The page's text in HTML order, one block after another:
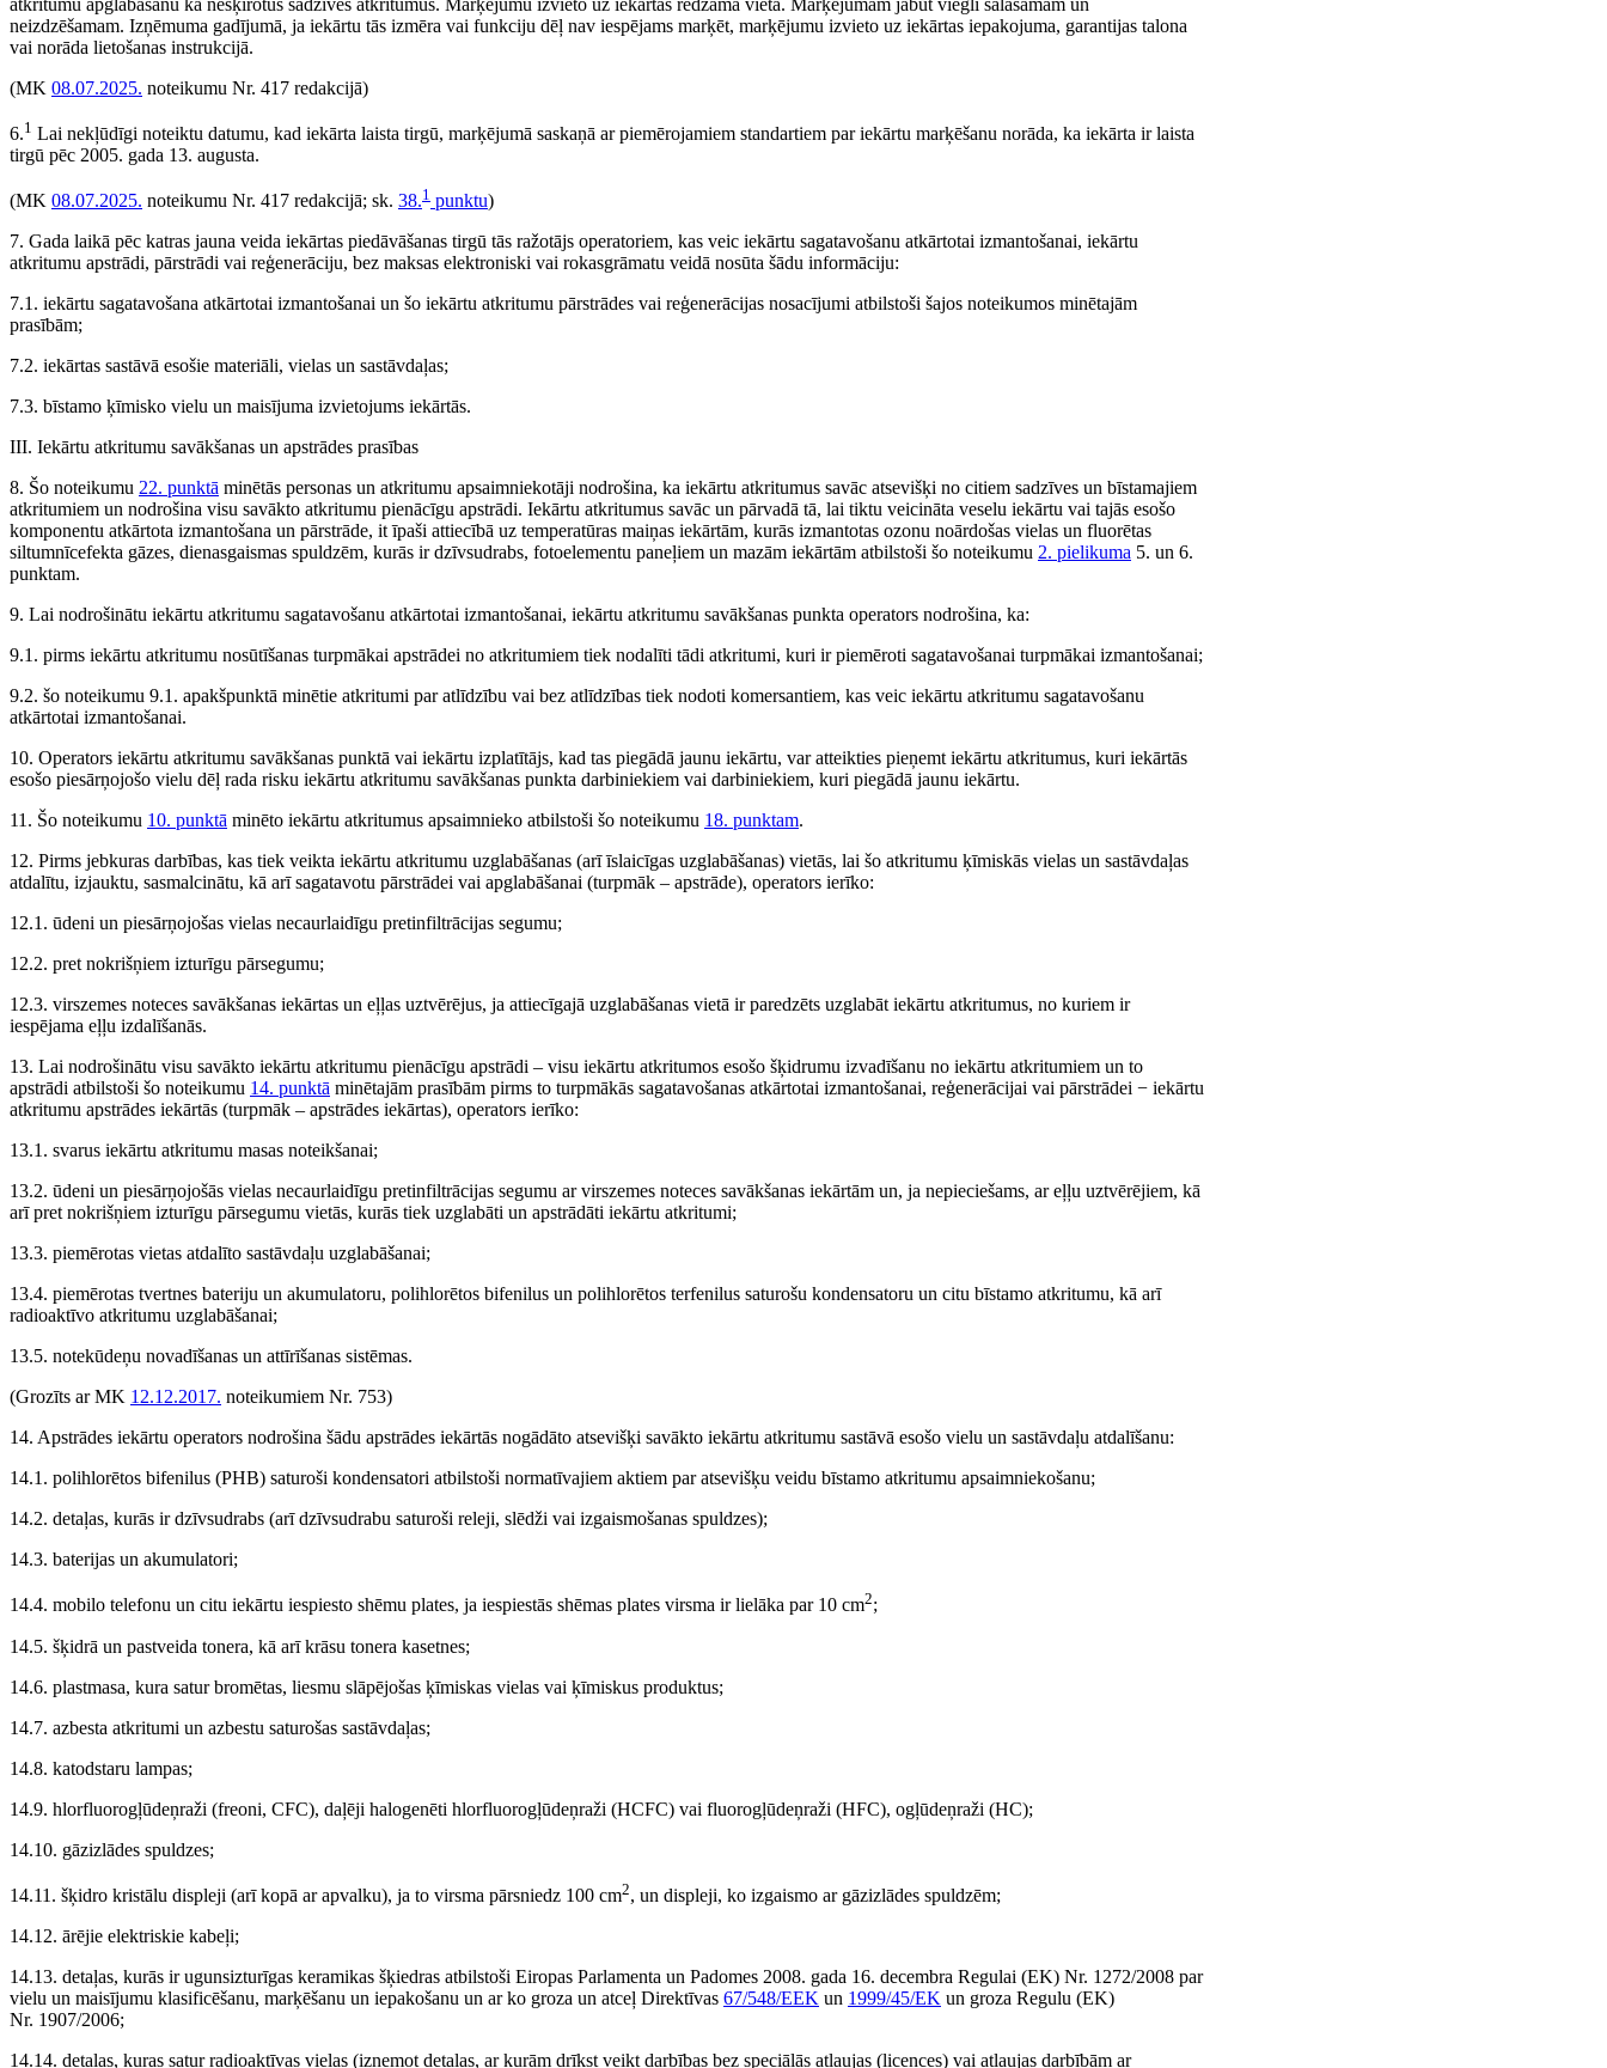
neizdzēšamam. Izņēmuma gadījumā, ja iekārtu tās izmēra vai funkciju dēļ nav iespējams marķēt, marķējumu izvieto uz iekārtas iepakojuma, garantijas talona
vai norāda lietošanas instrukcijā.
(MK 08.07.2025. noteikumu Nr. 417 redakcijā)
6.1 Lai nekļūdīgi noteiktu datumu, kad iekārta laista tirgū, marķējumā saskaņā ar piemērojamiem standartiem par iekārtu marķēšanu norāda, ka iekārta ir laista
tirgū pēc 2005. gada 13. augusta.
(MK 08.07.2025. noteikumu Nr. 417 redakcijā; sk. 38.1 punktu)
7. Gada laikā pēc katras jauna veida iekārtas piedāvāšanas tirgū tās ražotājs operatoriem, kas veic iekārtu sagatavošanu atkārtotai izmantošanai, iekārtu
atkritumu apstrādi, pārstrādi vai reģenerāciju, bez maksas elektroniski vai rokasgrāmatu veidā nosūta šādu informāciju:
7.1. iekārtu sagatavošana atkārtotai izmantošanai un šo iekārtu atkritumu pārstrādes vai reģenerācijas nosacījumi atbilstoši šajos noteikumos minētajām
prasībām;
7.2. iekārtas sastāvā esošie materiāli, vielas un sastāvdaļas;
7.3. bīstamo ķīmisko vielu un maisījuma izvietojums iekārtās.
III. Iekārtu atkritumu savākšanas un apstrādes prasības
8. Šo noteikumu 22. punktā minētās personas un atkritumu apsaimniekotāji nodrošina, ka iekārtu atkritumus savāc atsevišķi no citiem sadzīves un bīstamajiem
atkritumiem un nodrošina visu savākto atkritumu pienācīgu apstrādi. Iekārtu atkritumus savāc un pārvadā tā, lai tiktu veicināta veselu iekārtu vai tajās esošo
komponentu atkārtota izmantošana un pārstrāde, it īpaši attiecībā uz temperatūras maiņas iekārtām, kurās izmantotas ozonu noārdošas vielas un fluorētas
siltumnīcefekta gāzes, dienasgaismas spuldzēm, kurās ir dzīvsudrabs, fotoelementu paneļiem un mazām iekārtām atbilstoši šo noteikumu 2. pielikuma 5. un 6.
punktam.
9. Lai nodrošinātu iekārtu atkritumu sagatavošanu atkārtotai izmantošanai, iekārtu atkritumu savākšanas punkta operators nodrošina, ka:
9.1. pirms iekārtu atkritumu nosūtīšanas turpmākai apstrādei no atkritumiem tiek nodalīti tādi atkritumi, kuri ir piemēroti sagatavošanai turpmākai izmantošanai;
9.2. šo noteikumu 9.1. apakšpunktā minētie atkritumi par atlīdzību vai bez atlīdzības tiek nodoti komersantiem, kas veic iekārtu atkritumu sagatavošanu
atkārtotai izmantošanai.
10. Operators iekārtu atkritumu savākšanas punktā vai iekārtu izplatītājs, kad tas piegādā jaunu iekārtu, var atteikties pieņemt iekārtu atkritumus, kuri iekārtās
esošo piesārņojošo vielu dēļ rada risku iekārtu atkritumu savākšanas punkta darbiniekiem vai darbiniekiem, kuri piegādā jaunu iekārtu.
11. Šo noteikumu 10. punktā minēto iekārtu atkritumus apsaimnieko atbilstoši šo noteikumu 18. punktam.
12. Pirms jebkuras darbības, kas tiek veikta iekārtu atkritumu uzglabāšanas (arī īslaicīgas uzglabāšanas) vietās, lai šo atkritumu ķīmiskās vielas un sastāvdaļas
atdalītu, izjauktu, sasmalcinātu, kā arī sagatavotu pārstrādei vai apglabāšanai (turpmāk – apstrāde), operators ierīko:
12.1. ūdeni un piesārņojošas vielas necaurlaidīgu pretinfiltrācijas segumu;
12.2. pret nokrišņiem izturīgu pārsegumu;
12.3. virszemes noteces savākšanas iekārtas un eļļas uztvērējus, ja attiecīgajā uzglabāšanas vietā ir paredzēts uzglabāt iekārtu atkritumus, no kuriem ir
iespējama eļļu izdalīšanās.
13. Lai nodrošinātu visu savākto iekārtu atkritumu pienācīgu apstrādi – visu iekārtu atkritumos esošo šķidrumu izvadīšanu no iekārtu atkritumiem un to
apstrādi atbilstoši šo noteikumu 14. punktā minētajām prasībām pirms to turpmākās sagatavošanas atkārtotai izmantošanai, reģenerācijai vai pārstrādei − iekārtu
atkritumu apstrādes iekārtās (turpmāk – apstrādes iekārtas), operators ierīko:
13.1. svarus iekārtu atkritumu masas noteikšanai;
13.2. ūdeni un piesārņojošās vielas necaurlaidīgu pretinfiltrācijas segumu ar virszemes noteces savākšanas iekārtām un, ja nepieciešams, ar eļļu uztvērējiem, kā
arī pret nokrišņiem izturīgu pārsegumu vietās, kurās tiek uzglabāti un apstrādāti iekārtu atkritumi;
13.3. piemērotas vietas atdalīto sastāvdaļu uzglabāšanai;
13.4. piemērotas tvertnes bateriju un akumulatoru, polihlorētos bifenilus un polihlorētos terfenilus saturošu kondensatoru un citu bīstamo atkritumu, kā arī
radioaktīvo atkritumu uzglabāšanai;
13.5. notekūdeņu novadīšanas un attīrīšanas sistēmas.
(Grozīts ar MK 12.12.2017. noteikumiem Nr. 753)
14. Apstrādes iekārtu operators nodrošina šādu apstrādes iekārtās nogādāto atsevišķi savākto iekārtu atkritumu sastāvā esošo vielu un sastāvdaļu atdalīšanu:
14.1. polihlorētos bifenilus (PHB) saturoši kondensatori atbilstoši normatīvajiem aktiem par atsevišķu veidu bīstamo atkritumu apsaimniekošanu;
14.2. detaļas, kurās ir dzīvsudrabs (arī dzīvsudrabu saturoši releji, slēdži vai izgaismošanas spuldzes);
14.3. baterijas un akumulatori;
14.4. mobilo telefonu un citu iekārtu iespiesto shēmu plates, ja iespiestās shēmas plates virsma ir lielāka par 10 cm2;
14.5. šķidrā un pastveida tonera, kā arī krāsu tonera kasetnes;
14.6. plastmasa, kura satur bromētas, liesmu slāpējošas ķīmiskas vielas vai ķīmiskus produktus;
14.7. azbesta atkritumi un azbestu saturošas sastāvdaļas;
14.8. katodstaru lampas;
14.9. hlorfluorogļūdeņraži (freoni, CFC), daļēji halogenēti hlorfluorogļūdeņraži (HCFC) vai fluorogļūdeņraži (HFC), ogļūdeņraži (HC);
14.10. gāzizlādes spuldzes;
14.11. šķidro kristālu displeji (arī kopā ar apvalku), ja to virsma pārsniedz 100 cm2, un displeji, ko izgaismo ar gāzizlādes spuldzēm;
14.12. ārējie elektriskie kabeļi;
14.13. detaļas, kurās ir ugunsizturīgas keramikas šķiedras atbilstoši Eiropas Parlamenta un Padomes 2008. gada 16. decembra Regulai (EK) Nr. 1272/2008 par
vielu un maisījumu klasificēšanu, marķēšanu un iepakošanu un ar ko groza un atceļ Direktīvas 67/548/EEK un 1999/45/EK un groza Regulu (EK)
Nr. 1907/2006;
14.14. detaļas, kuras satur radioaktīvas vielas (izņemot detaļas, ar kurām drīkst veikt darbības bez speciālās atļaujas (licences) vai atļaujas darbībām ar